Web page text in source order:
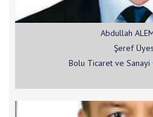
Abdullah
Şeref
Bolu Ticaret ve Sanayi